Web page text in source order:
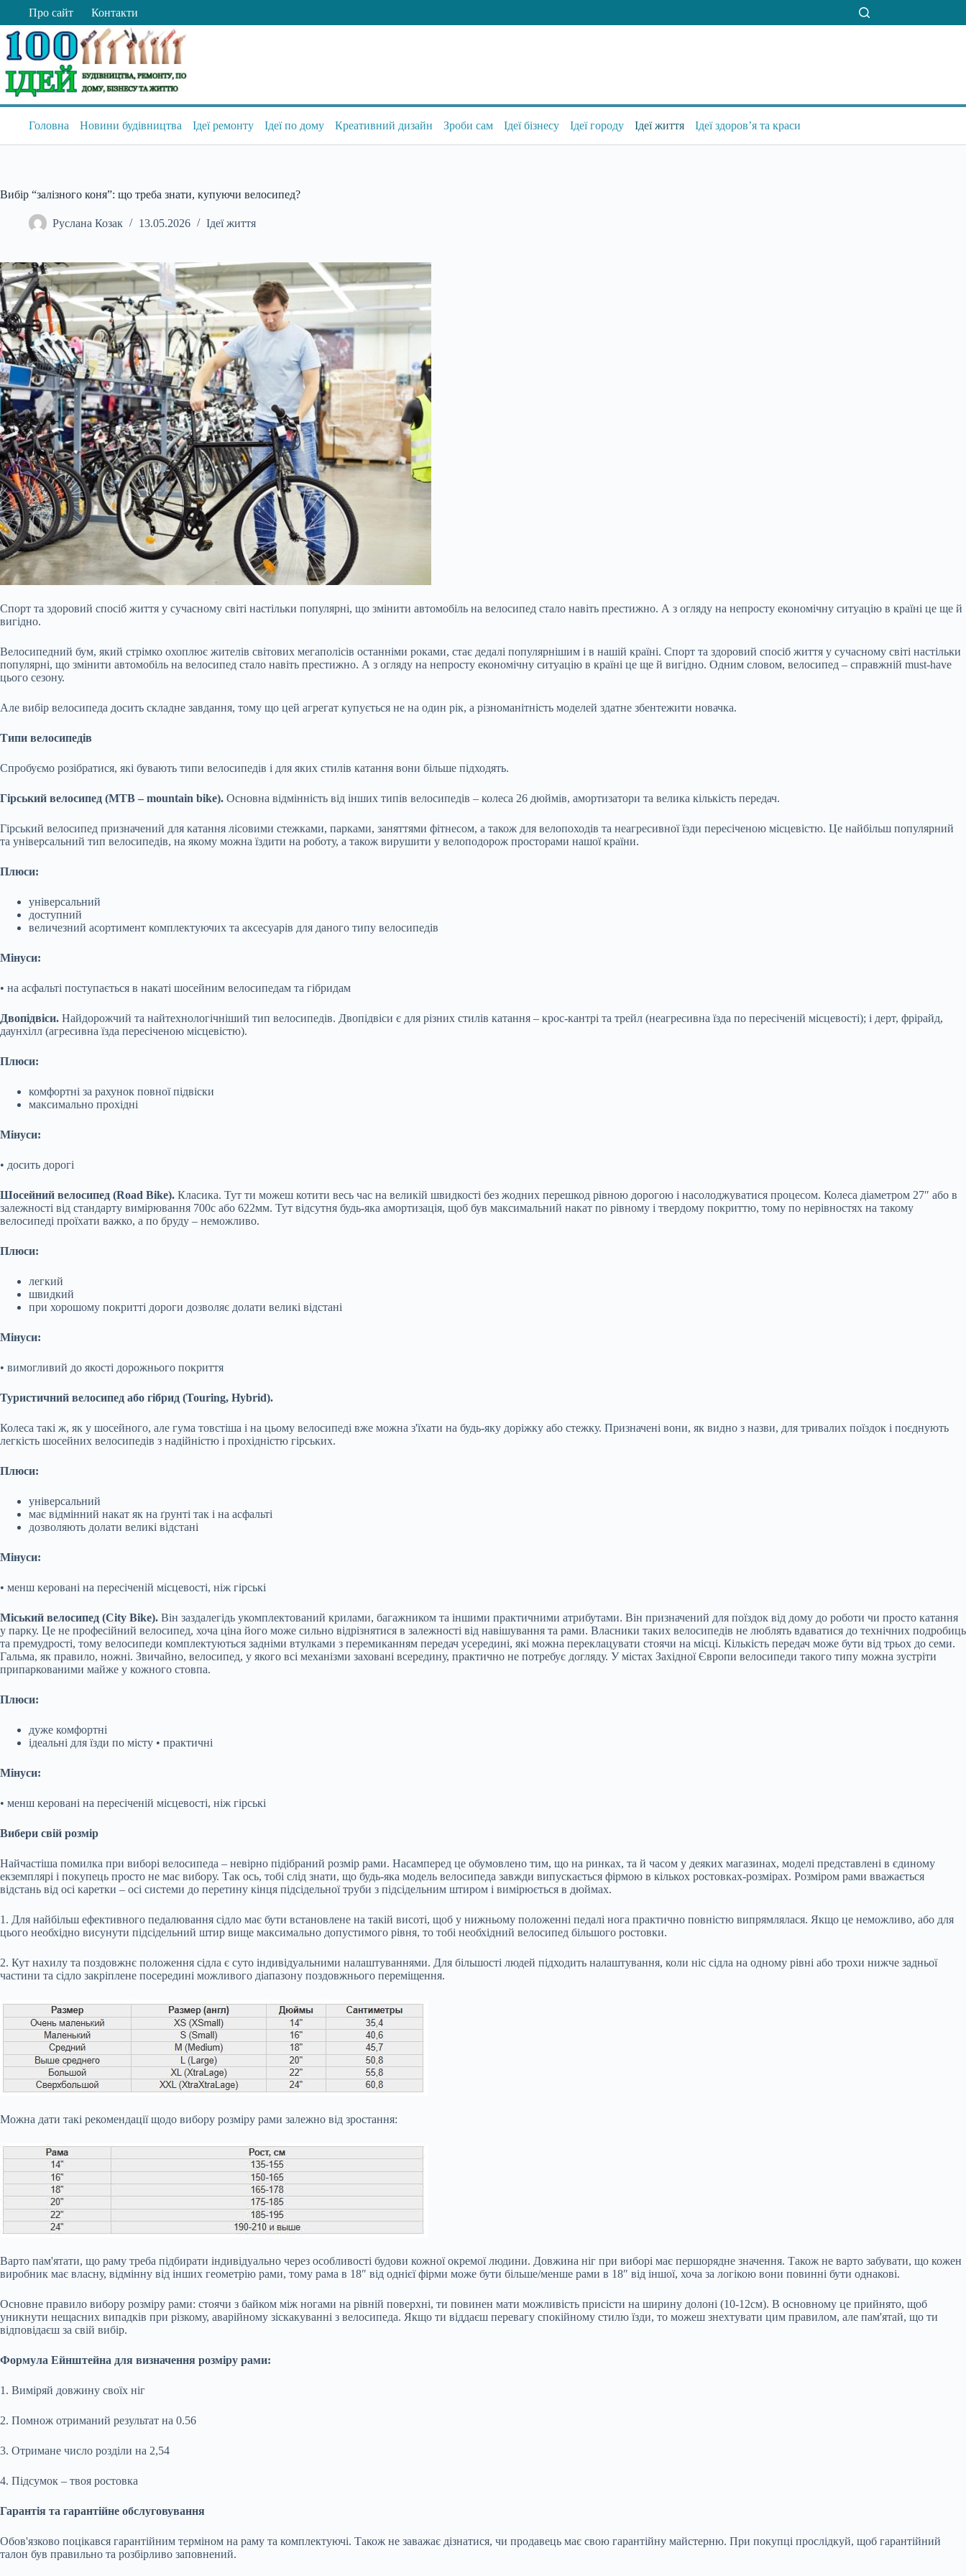
вмісту
Про сайт Контакти
Головна Новини будівництва Ідеї ремонту Ідеї по дому Креативний дизайн Зроби сам Ідеї бізнесу Ідеї городу Ідеї життя Ідеї здоров’я та краси
Вибір “залізного коня”: що треба знати, купуючи велосипед?
Руслана Козак 13.05.2026 Ідеї життя
Спорт та здоровий спосіб життя у сучасному світі настільки популярні, що змінити автомобіль на велосипед стало навіть престижно. А з огляду на непросту економічну ситуацію в країні це ще й
вигідно.
Велосипедний бум, який стрімко охоплює жителів світових мегаполісів останніми роками, стає дедалі популярнішим і в нашій країні. Спорт та здоровий спосіб життя у сучасному світі настільки
популярні, що змінити автомобіль на велосипед стало навіть престижно. А з огляду на непросту економічну ситуацію в країні це ще й вигідно. Одним словом, велосипед – справжній must-have
цього сезону.
Але вибір велосипеда досить складне завдання, тому що цей агрегат купується не на один рік, а різноманітність моделей здатне збентежити новачка.
Типи велосипедів
Спробуємо розібратися, які бувають типи велосипедів і для яких стилів катання вони більше підходять.
Гірський велосипед (MTB – mountain bike). Основна відмінність від інших типів велосипедів – колеса 26 дюймів, амортизатори та велика кількість передач.
Гірський велосипед призначений для катання лісовими стежками, парками, заняттями фітнесом, а також для велопоходів та неагресивної їзди пересіченою місцевістю. Це найбільш популярний
та універсальний тип велосипедів, на якому можна їздити на роботу, а також вирушити у велоподорож просторами нашої країни.
Плюси:
універсальний
доступний
величезний асортимент комплектуючих та аксесуарів для даного типу велосипедів
Мінуси:
• на асфальті поступається в накаті шосейним велосипедам та гібридам
Двопідвіси. Найдорожчий та найтехнологічніший тип велосипедів. Двопідвіси є для різних стилів катання – крос-кантрі та трейл (неагресивна їзда по пересіченій місцевості); і дерт, фрірайд,
даунхілл (агресивна їзда пересіченою місцевістю).
Плюси:
комфортні за рахунок повної підвіски
максимально прохідні
Мінуси:
• досить дорогі
Шосейний велосипед (Road Bike). Класика. Тут ти можеш котити весь час на великій швидкості без жодних перешкод рівною дорогою і насолоджуватися процесом. Колеса діаметром 27″ або в
залежності від стандарту вимірювання 700с або 622мм. Тут відсутня будь-яка амортизація, щоб був максимальний накат по рівному і твердому покриттю, тому по нерівностях на такому
велосипеді проїхати важко, а по бруду – неможливо.
Плюси:
легкий
швидкий
при хорошому покритті дороги дозволяє долати великі відстані
Мінуси:
• вимогливий до якості дорожнього покриття
Туристичний велосипед або гібрид (Touring, Hybrid).
Колеса такі ж, як у шосейного, але гума товстіша і на цьому велосипеді вже можна з'їхати на будь-яку доріжку або стежку. Призначені вони, як видно з назви, для тривалих поїздок і поєднують
легкість шосейних велосипедів з надійністю і прохідністю гірських.
Плюси:
універсальний
має відмінний накат як на ґрунті так і на асфальті
дозволяють долати великі відстані
Мінуси:
• менш керовані на пересіченій місцевості, ніж гірські
Міський велосипед (City Bike). Він заздалегідь укомплектований крилами, багажником та іншими практичними атрибутами. Він призначений для поїздок від дому до роботи чи просто катання
у парку. Це не професійний велосипед, хоча ціна його може сильно відрізнятися в залежності від навішування та рами. Власники таких велосипедів не люблять вдаватися до технічних подробиць
та премудрості, тому велосипеди комплектуються задніми втулками з перемиканням передач усередині, які можна переклацувати стоячи на місці. Кількість передач може бути від трьох до семи.
Гальма, як правило, ножні. Звичайно, велосипед, у якого всі механізми заховані всередину, практично не потребує догляду. У містах Західної Європи велосипеди такого типу можна зустріти
припаркованими майже у кожного стовпа.
Плюси:
дуже комфортні
ідеальні для їзди по місту • практичні
Мінуси:
• менш керовані на пересіченій місцевості, ніж гірські
Вибери свій розмір
Найчастіша помилка при виборі велосипеда – невірно підібраний розмір рами. Насамперед це обумовлено тим, що на ринках, та й часом у деяких магазинах, моделі представлені в єдиному
екземплярі і покупець просто не має вибору. Так ось, тобі слід знати, що будь-яка модель велосипеда завжди випускається фірмою в кількох ростовках-розмірах. Розміром рами вважається
відстань від осі каретки – осі системи до перетину кінця підсідельної труби з підсідельним штиром і вимірюється в дюймах.
1. Для найбільш ефективного педалювання сідло має бути встановлене на такій висоті, щоб у нижньому положенні педалі нога практично повністю випрямлялася. Якщо це неможливо, або для
цього необхідно висунути підсідельний штир вище максимально допустимого рівня, то тобі необхідний велосипед більшого ростовки.
2. Кут нахилу та поздовжнє положення сідла є суто індивідуальними налаштуваннями. Для більшості людей підходить налаштування, коли ніс сідла на одному рівні або трохи нижче задньої
частини та сідло закріплене посередині можливого діапазону поздовжнього переміщення.
Можна дати такі рекомендації щодо вибору розміру рами залежно від зростання:
Варто пам'ятати, що раму треба підбирати індивідуально через особливості будови кожної окремої людини. Довжина ніг при виборі має першорядне значення. Також не варто забувати, що кожен
виробник має власну, відмінну від інших геометрію рами, тому рама в 18″ від однієї фірми може бути більше/менше рами в 18″ від іншої, хоча за логікою вони повинні бути однакові.
Основне правило вибору розміру рами: стоячи з байком між ногами на рівній поверхні, ти повинен мати можливість присісти на ширину долоні (10-12см). В основному це прийнято, щоб
уникнути нещасних випадків при різкому, аварійному зіскакуванні з велосипеда. Якщо ти віддаєш перевагу спокійному стилю їзди, то можеш знехтувати цим правилом, але пам'ятай, що ти
відповідаєш за свій вибір.
Формула Ейнштейна для визначення розміру рами:
1. Виміряй довжину своїх ніг
2. Помнож отриманий результат на 0.56
3. Отримане число розділи на 2,54
4. Підсумок – твоя ростовка
Гарантія та гарантійне обслуговування
Обов'язково поцікався гарантійним терміном на раму та комплектуючі. Також не заважає дізнатися, чи продавець має свою гарантійну майстерню. При покупці прослідкуй, щоб гарантійний
талон був правильно та розбірливо заповнений.